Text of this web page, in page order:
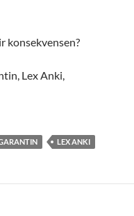
konsekvensen?
Lex Anki,
LEX ANKI